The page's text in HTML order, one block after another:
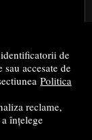
de
accesate de
Politica
reclame,
înțelege